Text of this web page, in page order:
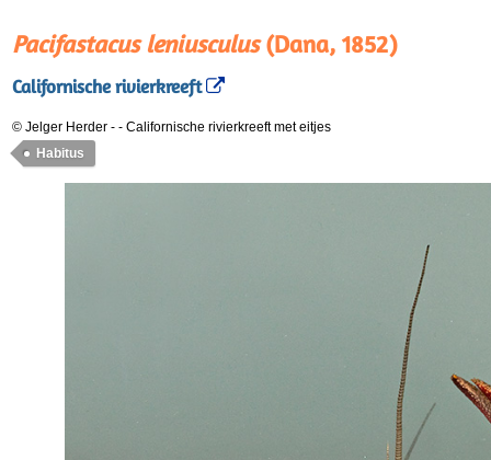
Pacifastacus leniusculus(Dana, 1852)
Californische rivierkreeft
© Jelger Herder - - Californische rivierkreeft met eitjes
Habitus